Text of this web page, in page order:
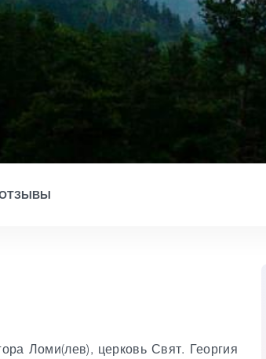
Ломи(лев), церковь Свят. Георгия